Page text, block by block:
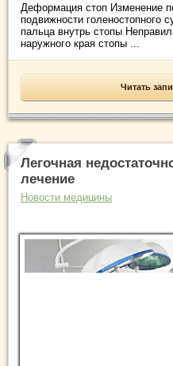
Деформация стоп Изменение
подвижности голеностопного
пальца внутрь стопы
наружного края стопы ...
Читать
Легочная
лечение
Новости медицины